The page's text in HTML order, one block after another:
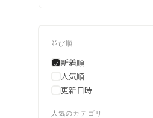
並び順
✓ 新着順
人気順
更新日時
人気のカテゴリ